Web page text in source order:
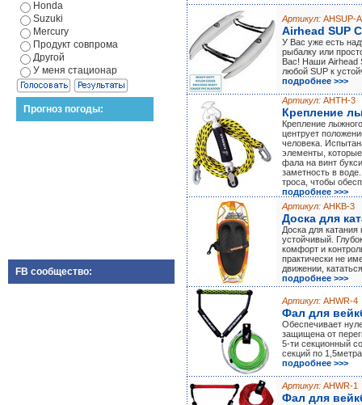
Honda
Suzuki
Mercury
Продукт совпрома
Другой
У меня стационар
Прогноз погоды:
FB сообщество:
Артикул: AHSUP-
Airhead SUP
У Вас уже есть
рыбалку или
Вас! Наши Airhead
любой SUP к
подробнее >>>
Артикул: AHTH-3
Крепление
Крепление
центрует
человека.
элементы,
фала на винт
заметность в
троса, чтобы
подробнее >>>
Артикул: AHKB-3
Доска для
Доска для
устойчивый.
комфорт и
практически не
движении,
подробнее >>>
Артикул: AHWR-4
Фал для
Обеспечивает
защищена от
5-ти секционный
секций по
подробнее >>>
Артикул: AHWR-1
Фал для